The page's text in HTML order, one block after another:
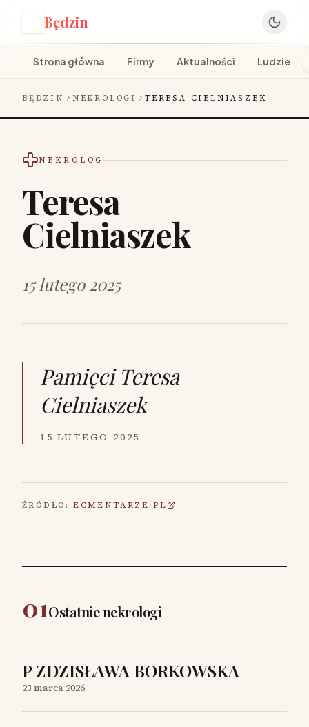
Będzin
Strona główna Firmy Aktualności Ludzie
BĘDZIN NEKROLOGI TERESA CIELNIASZEK
NEKROLOG
Teresa
Cielniaszek
15 lutego 2025
Pamięci Teresa
Cielniaszek
15 LUTEGO 2025
ŹRÓDŁO: ECMENTARZE.PL
01Ostatnie nekrologi
P ZDZISŁAWA BORKOWSKA
23 marca 2026